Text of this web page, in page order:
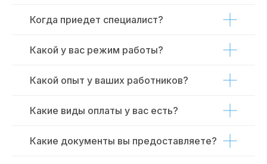
Когда приедет специалист?
Какой у вас режим работы?
Какой опыт у ваших работников?
Какие виды оплаты у вас есть?
Какие документы вы предоставляете?